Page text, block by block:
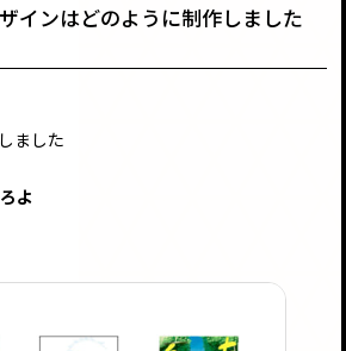
インはどのように制作しました
ました
よ